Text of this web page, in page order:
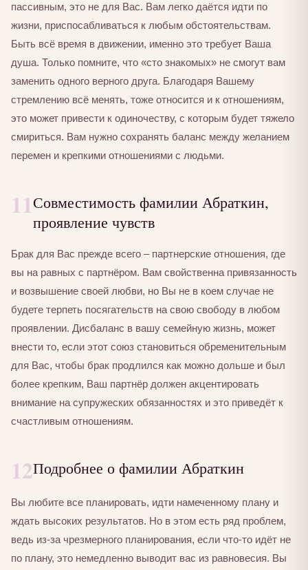
пассивным, это не для Вас. Вам легко даётся идти по
жизни, приспосабливаться к любым обстоятельствам.
Быть всё время в движении, именно это требует Ваша
душа. Только помните, что «сто знакомых» не смогут вам
заменить одного верного друга. Благодаря Вашему
стремлению всё менять, тоже относится и к отношениям,
это может привести к одиночеству, с которым будет тяжело
смириться. Вам нужно сохранять баланс между желанием
перемен и крепкими отношениями с людьми.
11Совместимость фамилии Абраткин,
проявление чувств
Брак для Вас прежде всего – партнерские отношения, где
вы на равных с партнёром. Вам свойственна привязанность
и возвышение своей любви, но Вы не в коем случае не
будете терпеть посягательств на свою свободу в любом
проявлении. Дисбаланс в вашу семейную жизнь, может
внести то, если этот союз становиться обременительным
для Вас, чтобы брак продлился как можно дольше и был
более крепким, Ваш партнёр должен акцентировать
внимание на супружеских обязанностях и это приведёт к
счастливым отношениям.
12Подробнее о фамилии Абраткин
Вы любите все планировать, идти намеченному плану и
ждать высоких результатов. Но в этом есть ряд проблем,
ведь из-за чрезмерного планирования, если что-то идёт не
по плану, это немедленно выводит вас из равновесия. Вы